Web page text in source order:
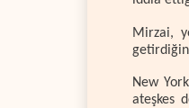
Mirzai,
New
ateşkes